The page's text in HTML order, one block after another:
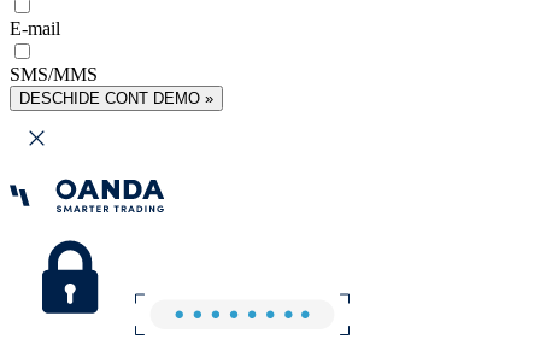
E-mail
SMS/MMS
DESCHIDE CONT DEMO »